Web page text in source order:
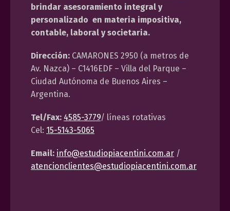
brindar asesoramiento integral y
personalizado en materia impositiva,
contable, laboral y societaria.
Dirección: CAMARONES 2950 (a metros de
Av. Nazca) – C1416EDF – Villa del Parque –
Ciudad Autónoma de Buenos Aires –
Argentina.
Tel/Fax: 4585-3779/ líneas rotativas
Cel: 15-5143-5065
Email: info@estudiopiacentini.com.ar /
atencionclientes@estudiopiacentini.com.ar